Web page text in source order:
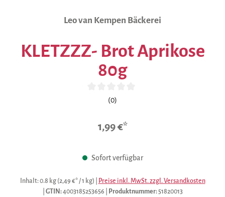
Leo van Kempen Bäckerei
KLETZZZ- Brot Aprikose
80g
Durchschnittliche Bewertung von 0 von 5 Sternen
(0)
1,99 €*
Sofort verfügbar
Inhalt: 0.8 kg (2,49 €* / 1 kg)
Preise inkl. MwSt. zzgl. Versandkosten
GTIN:4003185253656 Produktnummer: 51820013